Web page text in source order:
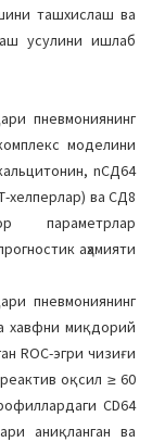
ташхислаш ва
усулини ишлаб
пневмониянинг
моделини
nСД64
хелперлар) ва СД8
параметрлар
аҳамияти
пневмониянинг
хавфни миқдорий
ROC-эгри чизиғи
оқсил ≥ 60
CD64
аниқланган ва